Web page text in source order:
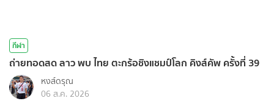
กีฬา
ถ่ายทอดสด ลาว พบ ไทย ตะกร้อชิงแชมป์โลก คิงส์คัพ ครั้งที่ 39
หงส์ดรุณ
06 ส.ค. 2026